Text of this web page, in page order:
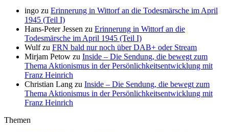
ingo zu Erinnerung in Wittorf an die Todesmärsche im April
1945 (Teil I)
Hans-Peter Jessen zu Erinnerung in Wittorf an die
Todesmärsche im April 1945 (Teil I)
Wulfzu FRN bald nur noch über DAB+ oder Stream
Mirjam Petow zu Inside – Die Sendung, die bewegt zum
Thema Aktionismus in der Persönlichkeitsentwicklung mit
Franz Heinrich
Christian Lang zu Inside – Die Sendung, die bewegt zum
Thema Aktionismus in der Persönlichkeitsentwicklung mit
Franz Heinrich
Themen